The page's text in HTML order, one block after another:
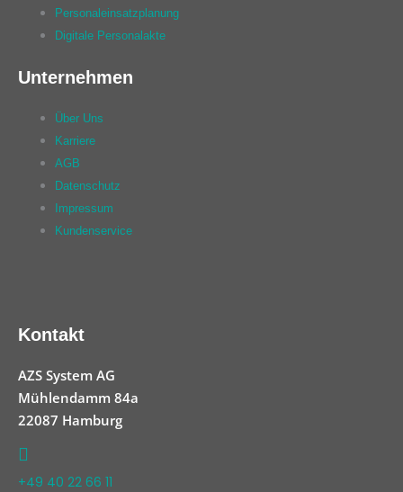
Personaleinsatzplanung
Digitale Personalakte
Unternehmen
Über Uns
Karriere
AGB
Datenschutz
Impressum
Kundenservice
Kontakt
AZS System AG
Mühlendamm 84a
22087 Hamburg
+49 40 22 66 11